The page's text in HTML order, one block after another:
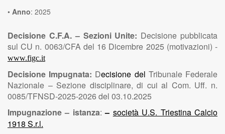
• Anno: 2025
Decisione C.F.A. – Sezioni Unite: Decisione pubblicata
sul CU n. 0063/CFA del 16 Dicembre 2025 (motivazioni) -
www.figc.it
Decisione Impugnata: Decisione del Tribunale Federale
Nazionale – Sezione disciplinare, di cui al Com. Uff. n.
0085/TFNSD-2025-2026 del 03.10.2025
Impugnazione – istanza:– società U.S. Triestina Calcio
1918 S.r.l.